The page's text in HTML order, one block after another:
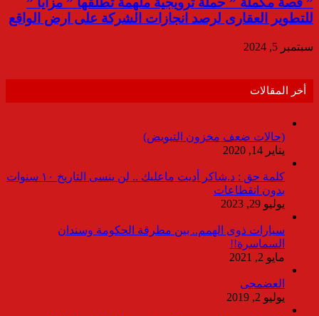
للتطوير العقارى لرصد انجازات الشركة على ارض الواقع
سبتمبر 5, 2024
أخر المقالات
(حالات ضعف مخزون التبويض)
يناير 14, 2020
كلمة حق : د.شاكر أديت ماعليك .. لن ينسى التاريخ ١٠ سنوات
بدون انقطاعات
يوليو 29, 2023
سيارات ذوى الهمم.. بين مطرقة الحكومة وسندان
السماسرة!!
مايو 2, 2021
العضمجى
يوليو 2, 2019